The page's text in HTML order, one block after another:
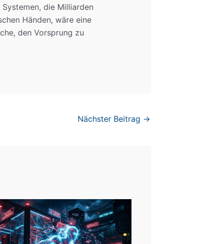
die Milliarden
Händen, wäre eine
den Vorsprung zu
Nächster Beitrag →